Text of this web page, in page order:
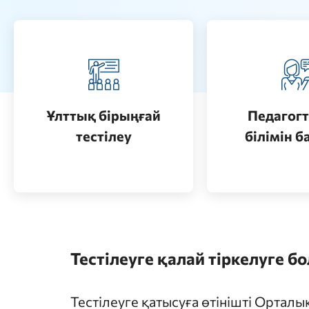
Ұлттық бірыңғай
тестілеу
Қазақстанда жоғары білім
Өту
білімінӨту
Тестілеуге қалай тіркелуге
Тестілеуге қатысуға өтінішті